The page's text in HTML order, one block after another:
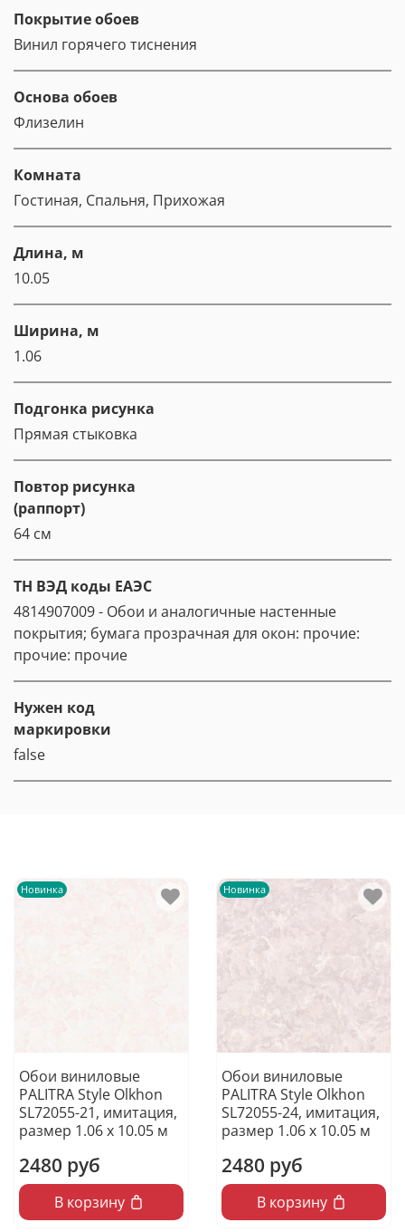
Покрытие обоев
Винил горячего тиснения
Основа обоев
Флизелин
Комната
Гостиная, Спальня, Прихожая
Длина, м
10.05
Ширина, м
1.06
Подгонка рисунка
Прямая стыковка
Повтор рисунка
(раппорт)
64 см
ТН ВЭД коды ЕАЭС
4814907009 - Обои и аналогичные настенные
покрытия; бумага прозрачная для окон: прочие:
прочие: прочие
Нужен код
маркировки
false
Новинка
Обои виниловые
PALITRA Style Olkhon
SL72055-21, имитация,
размер 1.06 х 10.05 м
2480 руб
В корзину
Новинка
Обои виниловые
PALITRA Style Olkhon
SL72055-24, имитация,
размер 1.06 х 10.05 м
2480 руб
В корзину